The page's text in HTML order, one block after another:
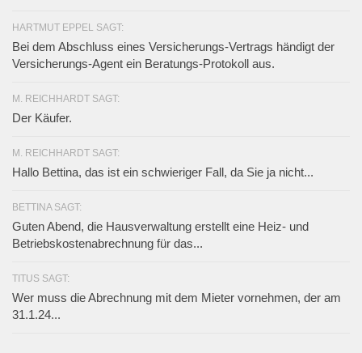
HARTMUT EPPEL SAGT:
Bei dem Abschluss eines Versicherungs-Vertrags händigt der
Versicherungs-Agent ein Beratungs-Protokoll aus.
M. REICHHARDT SAGT:
Der Käufer.
M. REICHHARDT SAGT:
Hallo Bettina, das ist ein schwieriger Fall, da Sie ja nicht...
BETTINA SAGT:
Guten Abend, die Hausverwaltung erstellt eine Heiz- und
Betriebskostenabrechnung für das...
TITUS SAGT:
Wer muss die Abrechnung mit dem Mieter vornehmen, der am
31.1.24...